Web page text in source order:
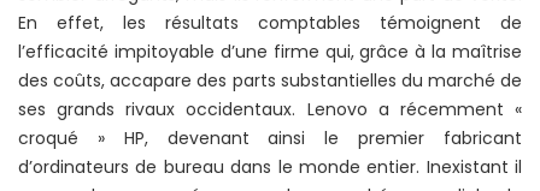
En effet, les résultats comptables témoignent de
l’efficacité impitoyable d’une firme qui, grâce à la maîtrise
des coûts, accapare des parts substantielles du marché de
ses grands rivaux occidentaux. Lenovo a récemment «
croqué » HP, devenant ainsi le premier fabricant
d’ordinateurs de bureau dans le monde entier. Inexistant il